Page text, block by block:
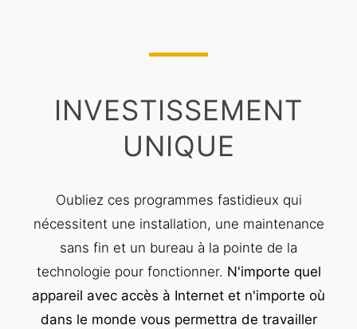
INVESTISSEMENT
UNIQUE
Oubliez ces programmes fastidieux qui
nécessitent une installation, une maintenance
sans fin et un bureau à la pointe de la
technologie pour fonctionner. N'importe quel
appareil avec accès à Internet et n'importe où
dans le monde vous permettra de travailler